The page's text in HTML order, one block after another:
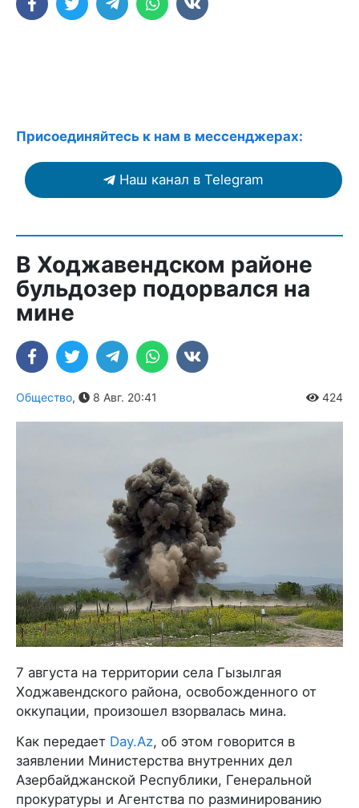
Присоединяйтесь к нам в мессенджерах:
Наш канал в Telegram
В Ходжавендском районе
бульдозер подорвался на
мине
Общество, 8 Авг. 20:41 424
7 августа на территории села Гызылгая
Ходжавендского района, освобожденного от
оккупации, произошел взорвалась мина.
Как передает Day.Az, об этом говорится в
заявлении Министерства внутренних дел
Азербайджанской Республики, Генеральной
прокуратуры и Агентства по разминированию